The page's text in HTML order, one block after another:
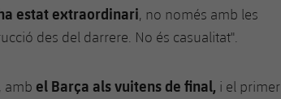
estat extraordinari, no només amb les
des del darrere. No és casualitat".
amb el Barça als vuitens de final, i el primer